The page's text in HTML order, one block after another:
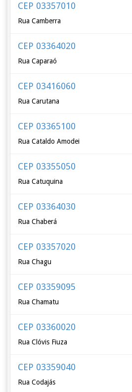
CEP 03357010
Rua Camberra
CEP 03364020
Rua Caparaó
CEP 03416060
Rua Carutana
CEP 03365100
Rua Cataldo Amodei
CEP 03355050
Rua Catuquina
CEP 03364030
Rua Chaberá
CEP 03357020
Rua Chagu
CEP 03359095
Rua Chamatu
CEP 03360020
Rua Clóvis Fiuza
CEP 03359040
Rua Codajás